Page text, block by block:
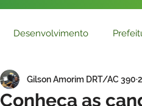
Desenvolvimento
Comunicado Educação
Conheça as
Gilson Amorim DRT/AC 390